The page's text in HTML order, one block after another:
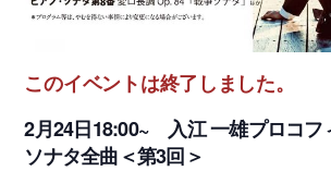
徒
歩
分
和
このイベントは終了しました。
2月24日18:00~ 入江 一雄プロコフ
ソナタ全曲＜第3回＞